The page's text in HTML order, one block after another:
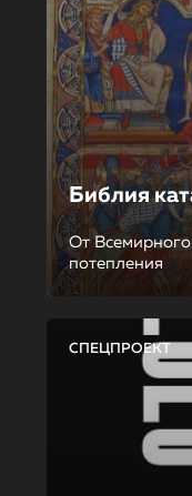
Библия
От
потепления
СПЕЦПРОЕКТ